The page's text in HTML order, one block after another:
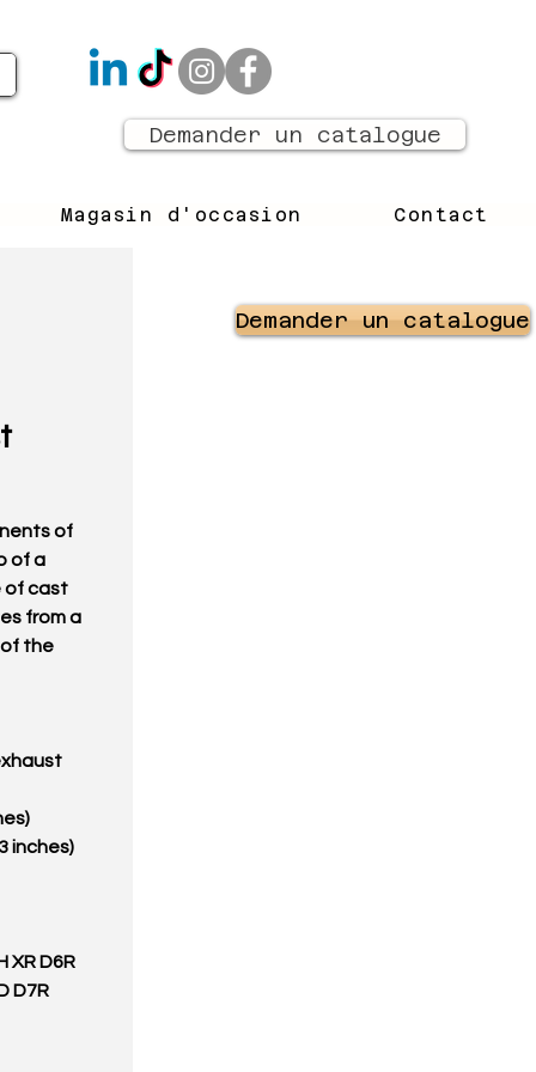
Demander un catalogue
Magasin d'occasion Contact
of
of a
of cast
from a
the
inches)
XR D6R
D7R
Demander un catalogue